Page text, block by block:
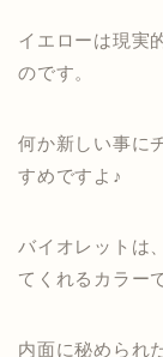
イエローは現実
のです。
何か新しい事に
すめですよ♪
バイオレットは
てくれるカラー
内面に秘められ